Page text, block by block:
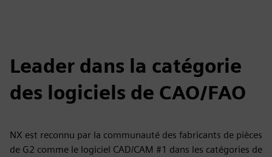
Leader dans la catégorie
des logiciels de CAO/FAO
NX est reconnu par la communauté des fabricants de pièces
de G2 comme le logiciel CAD/CAM #1 dans les catégories de